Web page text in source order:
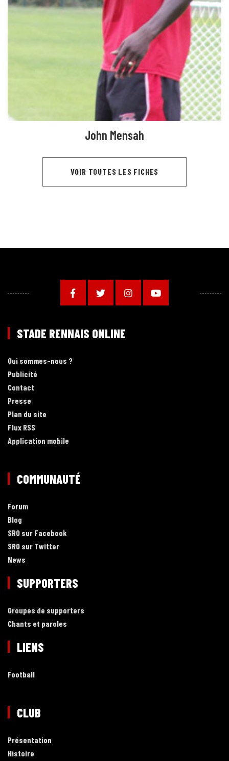
John Mensah
VOIR TOUTES LES FICHES
STADE RENNAIS ONLINE
Qui sommes-nous ?
Publicité
Contact
Presse
Plan du site
Flux RSS
Application mobile
COMMUNAUTÉ
Forum
Blog
SRO sur Facebook
SRO sur Twitter
News
SUPPORTERS
Groupes de supporters
Chants et paroles
LIENS
Football
CLUB
Présentation
Histoire